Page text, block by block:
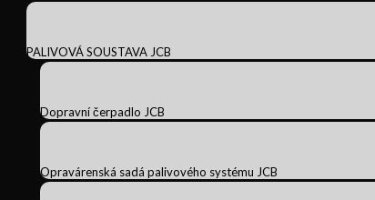
PALIVOVÁ SOUSTAVA JCB
Dopravní čerpadlo JCB
Opravárenská sadá palivového systému JCB